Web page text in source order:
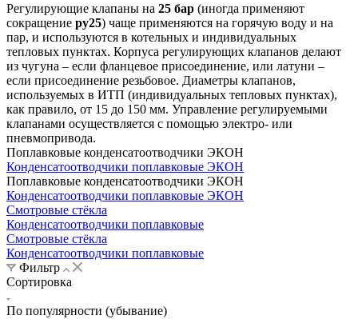
Регулирующие клапаны на 25 бар (иногда применяют
сокращение ру25) чаще применяются на горячую воду и на
пар, и используются в котельных и индивидуальных
тепловых пунктах. Корпуса регулирующих клапанов делают
из чугуна – если фланцевое присоединение, или латуни –
если присоединение резьбовое. Диаметры клапанов,
используемых в ИТП (индивидуальных тепловых пунктах),
как правило, от 15 до 150 мм. Управление регулируемыми
клапанами осуществляется с помощью электро- или
пневмопривода.
Поплавковые конденсатоотводчики ЭКОН
Конденсатоотводчики поплавковые ЭКОН
Поплавковые конденсатоотводчики ЭКОН
Конденсатоотводчики поплавковые ЭКОН
Смотровые стёкла
Конденсатоотводчики поплавковые
Смотровые стёкла
Конденсатоотводчики поплавковые
Фильтр
Сортировка
По популярности (убывание)